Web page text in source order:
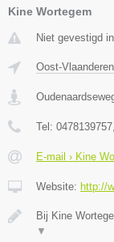
Kine Wortegem
Niet gevestigd
Oost-Vlaanderen
Tel: 0478139757
E-mail › Kine
Website: http://
Bij Kine
▼